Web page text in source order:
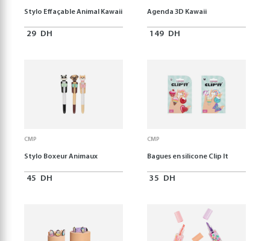
Stylo Effaçable Animal Kawaii
29 DH
Agenda 3D Kawaii
149 DH
CMP
Stylo Boxeur Animaux
45 DH
CMP
Bagues en silicone Clip It
35 DH